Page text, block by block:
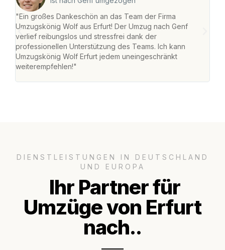
"Ein großes Dankeschön an das Team der Firma
Umzugskönig Wolf aus Erfurt! Der Umzug nach Genf
verlief reibungslos und stressfrei dank der
professionellen Unterstützung des Teams. Ich kann
Umzugskönig Wolf Erfurt jedem uneingeschränkt
weiterempfehlen!"
DIENSTLEISTUNGEN IN DEUTSCHLAND
UND EUROPA
Ihr Partner für
Umzüge von Erfurt
nach..